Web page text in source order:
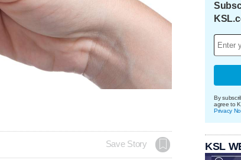
Save Story
By
agree to
Privacy
KSL